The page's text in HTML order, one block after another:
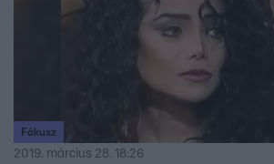
Fókusz
2019. március 28. 18:26